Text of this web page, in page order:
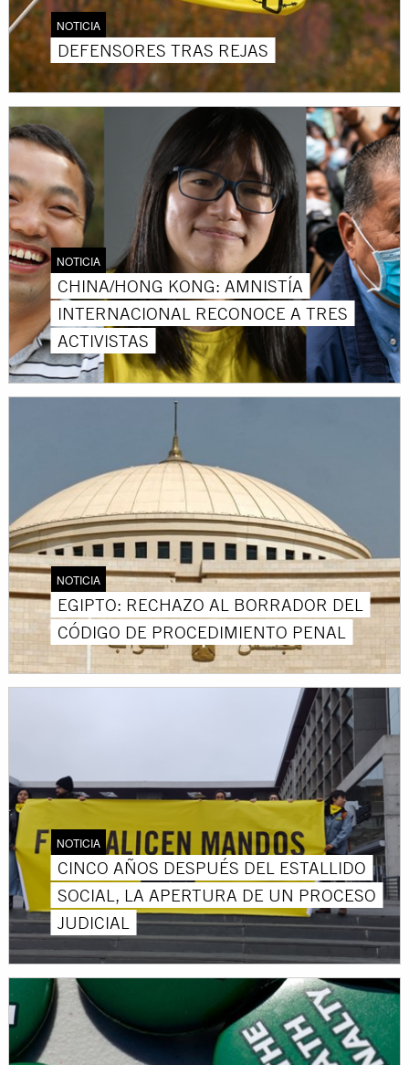
NOTICIA
DEFENSORES TRAS REJAS
NOTICIA
CHINA/HONG KONG: AMNISTÍA
INTERNACIONAL RECONOCE A TRES
ACTIVISTAS
NOTICIA
EGIPTO: RECHAZO AL BORRADOR DEL
CÓDIGO DE PROCEDIMIENTO PENAL
NOTICIA
CINCO AÑOS DESPUÉS DEL ESTALLIDO
SOCIAL, LA APERTURA DE UN PROCESO
JUDICIAL